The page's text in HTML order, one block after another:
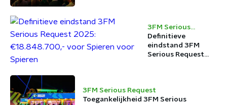
3FM Serious
Request
Definitieve
eindstand 3FM
Serious Request
Spieren
3FM Serious Request
Toegankelijkheid 3FM Serious